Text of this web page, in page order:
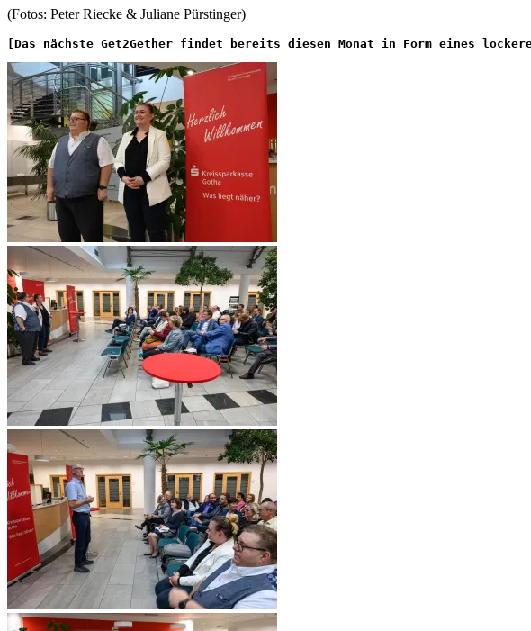
(Fotos: Peter Riecke & Juliane Pürstinger)
[Das nächste Get2Gether findet bereits diesen Monat in Form eines